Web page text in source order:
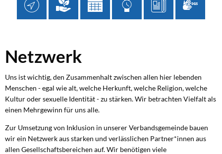
Netzwerk
Netzwerk
Uns ist wichtig, den Zusammenhalt zwischen allen hier lebenden
Menschen - egal wie alt, welche Herkunft, welche Religion, welche
Kultur oder sexuelle Identität - zu stärken. Wir betrachten Vielfalt als
einen Mehrgewinn für uns alle.
Zur Umsetzung von Inklusion in unserer Verbandsgemeinde bauen
wir ein Netzwerk aus starken und verlässlichen Partner*innen aus
allen Gesellschaftsbereichen auf. Wir benötigen viele